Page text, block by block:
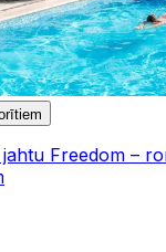
Freedom –